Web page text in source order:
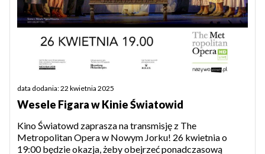
data dodania: 22 kwietnia 2025
Wesele Figara w Kinie Światowid
Kino Światowd zaprasza na transmisję z The
Metropolitan Opera w Nowym Jorku! 26 kwietnia o
19:00 będzie okazja, żeby obejrzeć ponadczasową